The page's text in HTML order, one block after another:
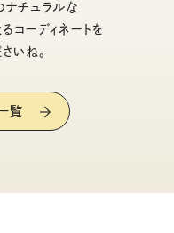
ナチュラルな
コーディネートを
いね。
覧